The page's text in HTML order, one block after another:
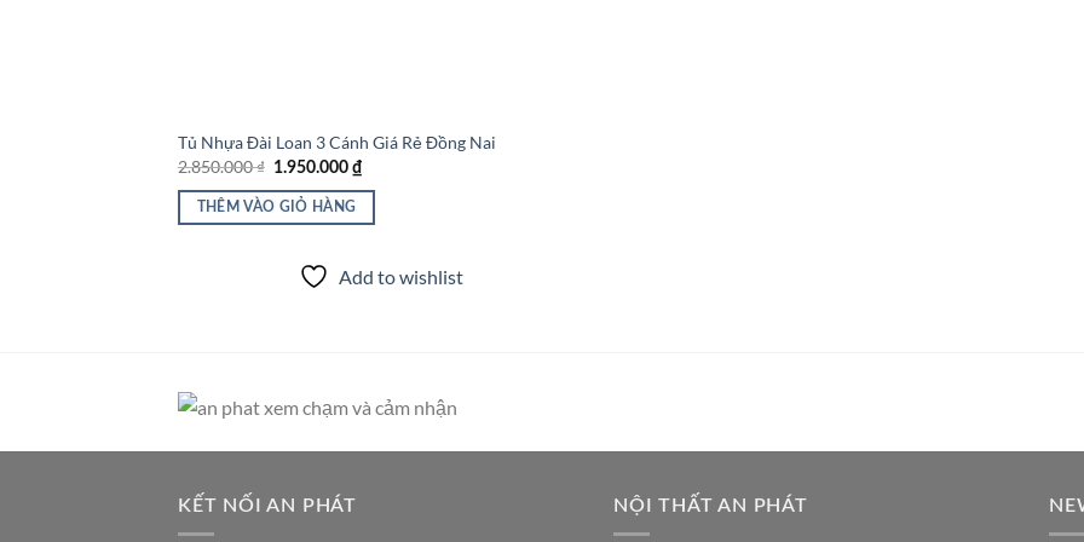
Tủ Nhựa Đài Loan 3 Cánh Giá Rẻ Đồng Nai
2.850.000₫ Giá
là:
2.850.000 ₫.
1.950.000₫
tại
THÊM VÀO GIỎ HÀNG
Add to wishlist
KẾT NỐI AN PHÁT NỘI THẤT AN PHÁT